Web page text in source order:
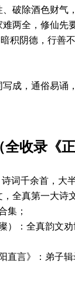
破除酒色财气
两全，修仙先
积阴德，行善
成，通俗易诵
全收录《
词千余首，大
全真第一大诗
集；
）：全真韵文劝
直言》：弟子